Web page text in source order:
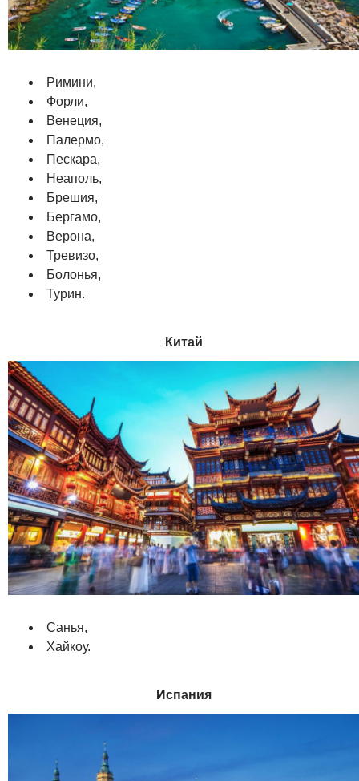
Римини,
Форли,
Венеция,
Палермо,
Пескара,
Неаполь,
Брешия,
Бергамо,
Верона,
Тревизо,
Болонья,
Турин.
Китай
Санья,
Хайкоу.
Испания